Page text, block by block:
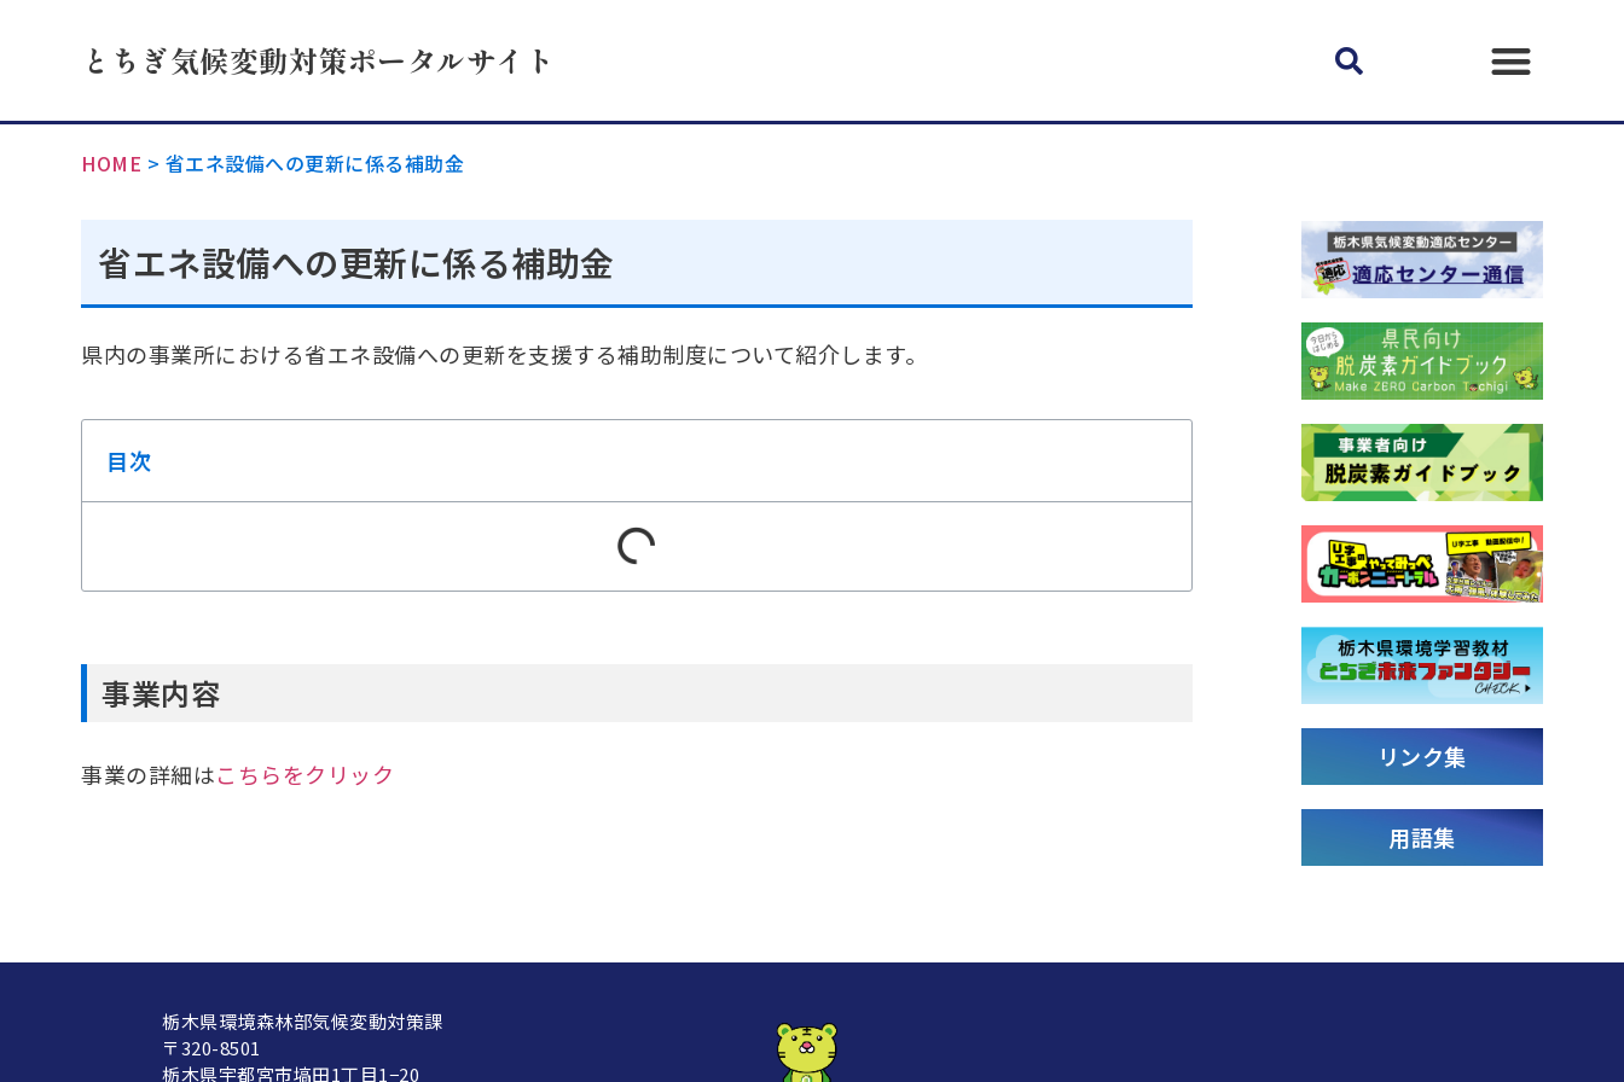
とちぎ気候変動対策ポータルサイト
HOME > 省エネ設備への更新に係る補助金
省エネ設備への更新に係る補助金
県内の事業所における省エネ設備への更新を支援する補助制度について紹介します。
目次
事業内容
事業の詳細はこちらをクリック
リンク集
用語集
栃木県環境森林部気候変動対策課
〒320-8501
栃木県宇都宮市塙田1丁目1−20